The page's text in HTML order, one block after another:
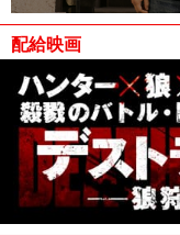
配給映画